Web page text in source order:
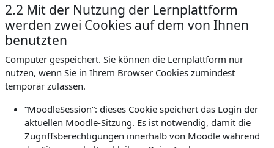
2.2 Mit der Nutzung der Lernplattform
werden zwei Cookies auf dem von Ihnen
benutzten
Computer gespeichert. Sie können die Lernplattform nur
nutzen, wenn Sie in Ihrem Browser Cookies zumindest
temporär zulassen.
“MoodleSession“: dieses Cookie speichert das Login der
aktuellen Moodle-Sitzung. Es ist notwendig, damit die
Zugriffsberechtigungen innerhalb von Moodle während